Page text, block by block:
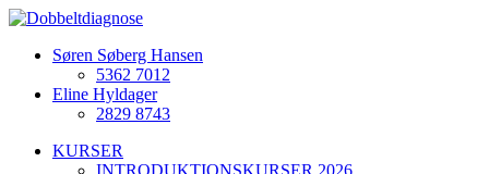
Søren Søberg Hansen
5362 7012
Eline Hyldager
2829 8743
KURSER
INTRODUKTIONSKURSER 2026